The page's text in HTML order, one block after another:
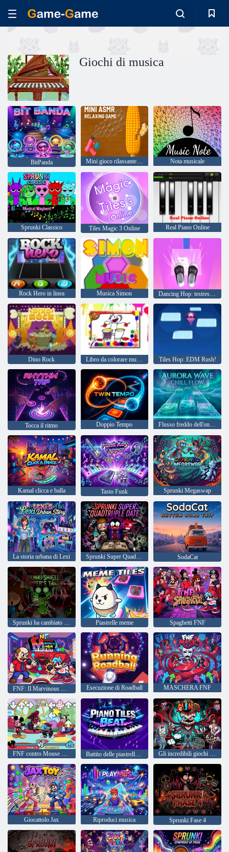
Giochi di musica
BitPanda Mini gioco rilassante ASMR Nota musicale
Sprunki Classico Tiles Magic 3 Online Real Piano Online
Rock Hero in linea Musica Simon Dancing Hop: testres da palla Edm Rush
Dino Rock Libro da colorare musicale Tiles Hop: EDM Rush!
Tocca il ritmo Doppio Tempo Flusso freddo dell'onda Aurora
Kamal clicca e balla Tasto Funk Sprunki Megaswap
La storia urbana di Lexi Sprunki Super Quadruplo Data SodaCat
Sprunki ha cambiato il punto di vista di Pepper Piastrelle meme Spaghetti FNF
Esecuzione di Roadball MASCHERA FNF
FNF contro Mouse Ultimate Battito delle piastrelle del pianoforte Gli incredibili giochi mentali del circo digitale
Giocattolo Jax Riproduci musica Sprunki Fase 4